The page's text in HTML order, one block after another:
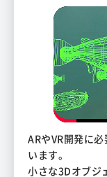
ARやVR開発に
います。
小さな3Dオブジ